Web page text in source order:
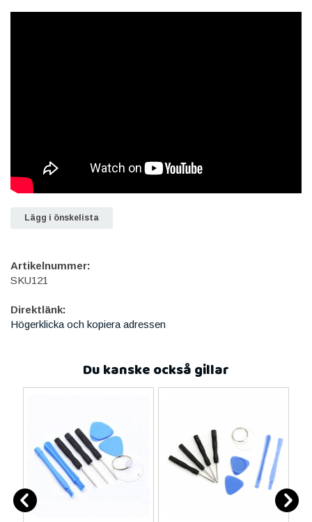
Lägg i önskelista
Artikelnummer:
SKU121
Direktlänk:
Högerklicka och kopiera adressen
Du kanske också gillar